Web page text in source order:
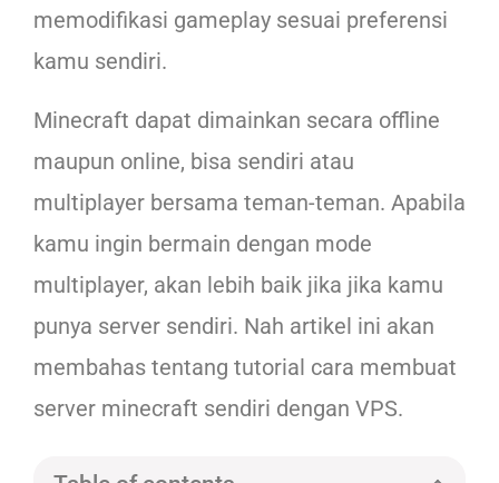
memodifikasi gameplay sesuai preferensi
kamu sendiri.
Minecraft dapat dimainkan secara offline
maupun online, bisa sendiri atau
multiplayer bersama teman-teman. Apabila
kamu ingin bermain dengan mode
multiplayer, akan lebih baik jika jika kamu
punya server sendiri. Nah artikel ini akan
membahas tentang tutorial cara membuat
server minecraft sendiri dengan VPS.